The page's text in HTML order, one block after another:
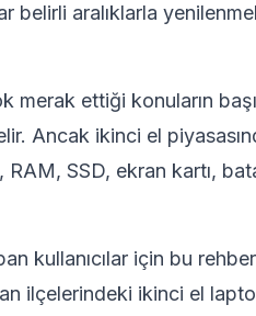
belirli aralıklarla
merak ettiği konuların
Ancak ikinci el
SSD, ekran kartı,
kullanıcılar için bu
ilçelerindeki ikinci el